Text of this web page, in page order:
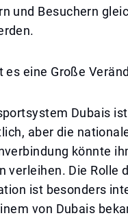
und Besuchern
es eine Große
Dubais
aber die
könnte
verleihen. Die Rolle
ist besonders
von Dubais